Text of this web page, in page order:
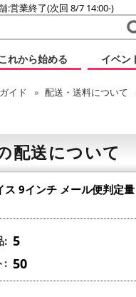
:営業終了(次回 8/7 14:00-)
れから始める イベン
イド 配送・送料について
配送について
ス 9インチ メール便判定量
: 5
: 50